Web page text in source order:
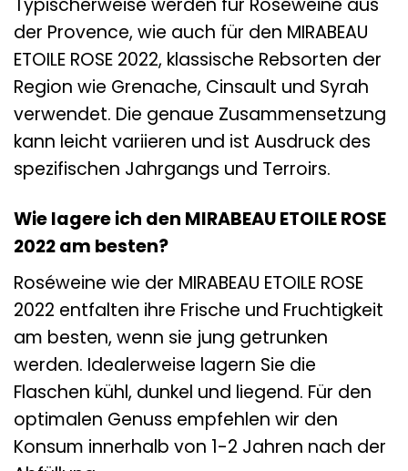
Typischerweise werden für Roséweine aus
der Provence, wie auch für den MIRABEAU
ETOILE ROSE 2022, klassische Rebsorten der
Region wie Grenache, Cinsault und Syrah
verwendet. Die genaue Zusammensetzung
kann leicht variieren und ist Ausdruck des
spezifischen Jahrgangs und Terroirs.
Wie lagere ich den MIRABEAU ETOILE ROSE
2022 am besten?
Roséweine wie der MIRABEAU ETOILE ROSE
2022 entfalten ihre Frische und Fruchtigkeit
am besten, wenn sie jung getrunken
werden. Idealerweise lagern Sie die
Flaschen kühl, dunkel und liegend. Für den
optimalen Genuss empfehlen wir den
Konsum innerhalb von 1-2 Jahren nach der